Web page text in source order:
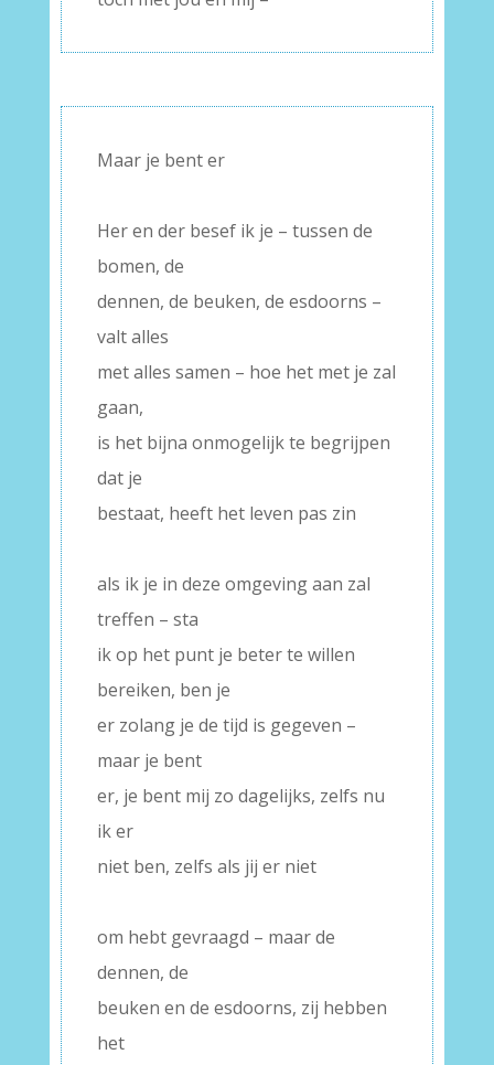
Maar je bent er
Her en der besef ik je – tussen de
bomen, de
dennen, de beuken, de esdoorns –
valt alles
met alles samen – hoe het met je zal
gaan,
is het bijna onmogelijk te begrijpen
dat je
bestaat, heeft het leven pas zin
als ik je in deze omgeving aan zal
treffen – sta
ik op het punt je beter te willen
bereiken, ben je
er zolang je de tijd is gegeven –
maar je bent
er, je bent mij zo dagelijks, zelfs nu
ik er
niet ben, zelfs als jij er niet
om hebt gevraagd – maar de
dennen, de
beuken en de esdoorns, zij hebben
het